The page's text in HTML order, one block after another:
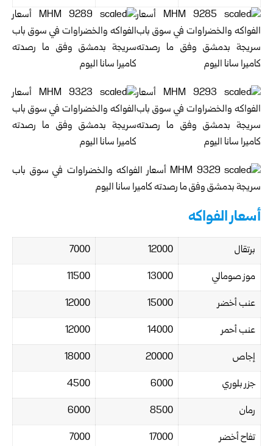
أسعار الفواكه
برتقال 12000
7000
موز صومالي
13000
11500
عنب أخضر
15000
12000
عنب أحمر
14000
12000
إجاص
20000
18000
جزر بلوري
6000
4500
رمان
8500
6000
تفاح أخضر
17000
7000